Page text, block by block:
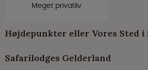
Meget privatliv
Højdepunkter eller Vores Sted i
Safarilodges Gelderland